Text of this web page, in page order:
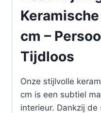
cm –
Tijdloos
Onze stijlvolle
cm is een subtiel
interieur. Dankzij